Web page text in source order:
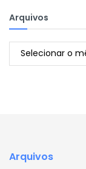
Arquivos
Arquivos
Arquivos